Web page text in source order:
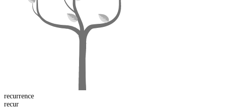
recurrence
recur